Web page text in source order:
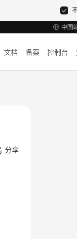
中国
文档 备案 控制台
分享